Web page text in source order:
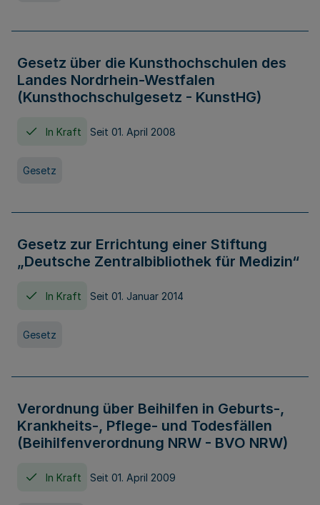
Gesetz über die Kunsthochschulen des
Landes Nordrhein-Westfalen
(Kunsthochschulgesetz - KunstHG)
In Kraft Seit 01. April 2008
Gesetz
Gesetz zur Errichtung einer Stiftung
„Deutsche Zentralbibliothek für Medizin“
In Kraft Seit 01. Januar 2014
Gesetz
Verordnung über Beihilfen in Geburts-,
Krankheits-, Pflege- und Todesfällen
(Beihilfenverordnung NRW - BVO NRW)
In Kraft Seit 01. April 2009